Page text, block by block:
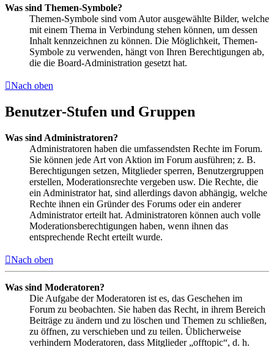
Was sind Themen-Symbole?
Themen-Symbole sind vom Autor ausgewählte Bilder, welche
mit einem Thema in Verbindung stehen können, um dessen
Inhalt kennzeichnen zu können. Die Möglichkeit, Themen-
Symbole zu verwenden, hängt von Ihren Berechtigungen ab,
die die Board-Administration gesetzt hat.
Nach oben
Benutzer-Stufen und Gruppen
Was sind Administratoren?
Administratoren haben die umfassendsten Rechte im Forum.
Sie können jede Art von Aktion im Forum ausführen; z. B.
Berechtigungen setzen, Mitglieder sperren, Benutzergruppen
erstellen, Moderationsrechte vergeben usw. Die Rechte, die
ein Administrator hat, sind allerdings davon abhängig, welche
Rechte ihnen ein Gründer des Forums oder ein anderer
Administrator erteilt hat. Administratoren können auch volle
Moderationsberechtigungen haben, wenn ihnen das
entsprechende Recht erteilt wurde.
Nach oben
Was sind Moderatoren?
Die Aufgabe der Moderatoren ist es, das Geschehen im
Forum zu beobachten. Sie haben das Recht, in ihrem Bereich
Beiträge zu ändern und zu löschen und Themen zu schließen,
zu öffnen, zu verschieben und zu teilen. Üblicherweise
verhindern Moderatoren, dass Mitglieder „offtopic“, d. h.